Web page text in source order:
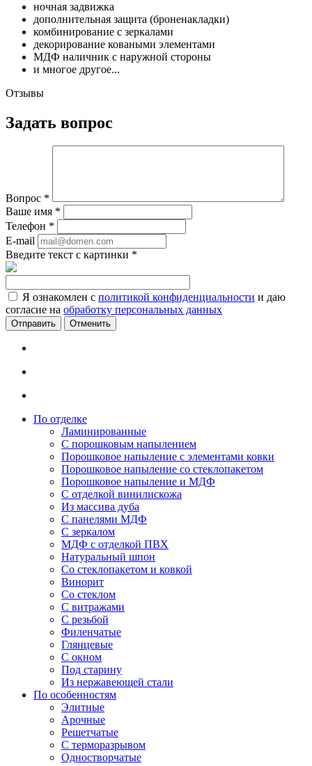
ночная задвижка
дополнительная защита (броненакладки)
комбинирование с зеркалами
декорирование коваными элементами
МДФ наличник с наружной стороны
и многое другое...
Отзывы
Задать вопрос
Вопрос *
Ваше имя *
Телефон *
E-mail
Введите текст с картинки *
Я ознакомлен с политикой конфиденциальности и даю
согласие на обработку персональных данных
Отменить
По отделке
Ламинированные
С порошковым напылением
Порошковое напыление с элементами ковки
Порошковое напыление со стеклопакетом
Порошковое напыление и МДФ
С отделкой винилискожа
Из массива дуба
С панелями МДФ
С зеркалом
МДФ с отделкой ПВХ
Натуральный шпон
Со стеклопакетом и ковкой
Винорит
Со стеклом
С витражами
С резьбой
Филенчатые
Глянцевые
С окном
Под старину
Из нержавеющей стали
По особенностям
Элитные
Арочные
Решетчатые
С терморазрывом
Одностворчатые